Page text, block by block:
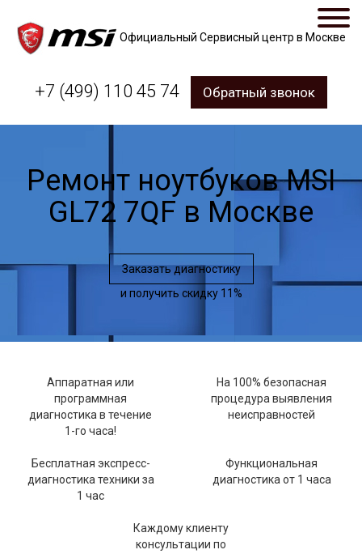
Официальный Сервисный центр в Москве
+7 (499) 110 45 74 Обратный звонок
Ремонт ноутбуков MSI
GL72 7QF в Москве
Заказать диагностику
и получить скидку 11%
Аппаратная или
программная
диагностика в течение
1-го часа!
На 100% безопасная
процедура выявления
неисправностей
Бесплатная экспресс-
диагностика техники за
1 час
Функциональная
диагностика от 1 часа
Каждому клиенту
консультации по